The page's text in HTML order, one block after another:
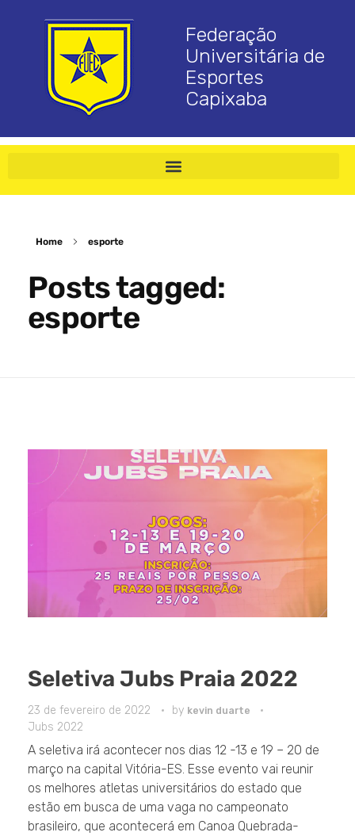
Federação
Universitária de
Esportes
Capixaba
Home esporte
Posts tagged:
esporte
Seletiva Jubs Praia 2022
23 de fevereiro de 2022 by kevin duarte
Jubs 2022
A seletiva irá acontecer nos dias 12 -13 e 19 – 20 de
março na capital Vitória-ES. Esse evento vai reunir
os melhores atletas universitários do estado que
estão em busca de uma vaga no campeonato
brasileiro, que acontecerá em Canoa Quebrada-